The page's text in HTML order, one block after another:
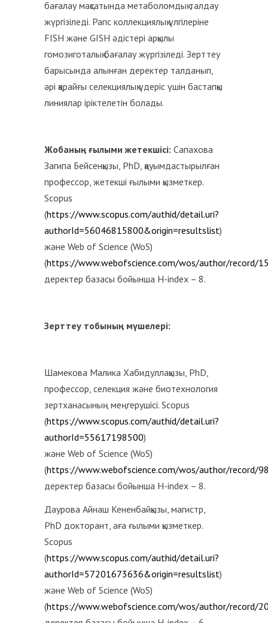
бағалау мақсатында метаболомдық талдау
жүргізіледі. Рапс коллекциялық үлгілеріне
FISH және GISH әдістері арқылы
гомозиготалық бағалау жүргізіледі. Зерттеу
барысында алынған деректер талданып,
әрі қарайғы селекциялық үдеріс үшін бастапқы
линиялар іріктелетін болады.
Жобаның ғылыми жетекшісі: Сапахова
Загипа Бейсенқызы, PhD, қауымдастырылған
профессор, жетекші ғылыми қызметкер.
Scopus
(https://www.scopus.com/authid/detail.uri?
authorId=56046815800&origin=resultslist)
және Web of Science (WoS)
(https://www.webofscience.com/wos/author/record/
деректер базасы бойынша H-index – 8.
Зерттеу тобының мүшелері:
Шамекова Малика Хабидуллақызы, PhD,
профессор, селекция және биотехнология
зертханасының меңгерушісі. Scopus
(https://www.scopus.com/authid/detail.uri?
authorId=55617198500)
және Web of Science (WoS)
(https://www.webofscience.com/wos/author/record/
деректер базасы бойынша H-index – 8.
Даурова Айнаш Кененбайқызы, магистр,
PhD докторант, аға ғылыми қызметкер.
Scopus
(https://www.scopus.com/authid/detail.uri?
authorId=57201673636&origin=resultslist)
және Web of Science (WoS)
(https://www.webofscience.com/wos/author/record/